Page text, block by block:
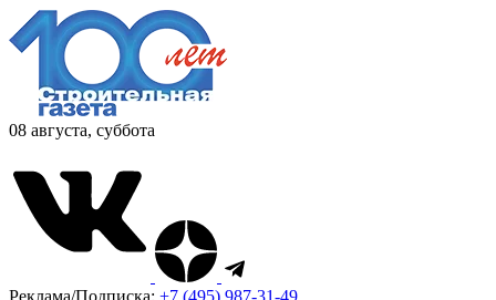
08 августа, суббота
Реклама/Подписка: +7 (495) 987-31-49